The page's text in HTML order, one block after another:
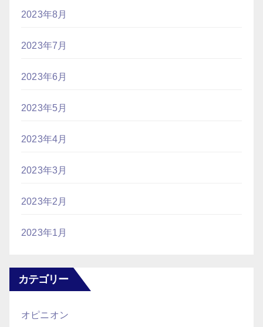
2023年8月
2023年7月
2023年6月
2023年5月
2023年4月
2023年3月
2023年2月
2023年1月
カテゴリー
オピニオン